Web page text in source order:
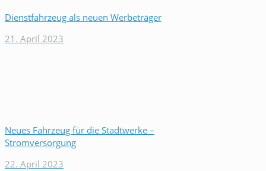
Dienstfahrzeug als neuen Werbeträger
21. April 2023
Neues Fahrzeug für die Stadtwerke –
Stromversorgung
22. April 2023